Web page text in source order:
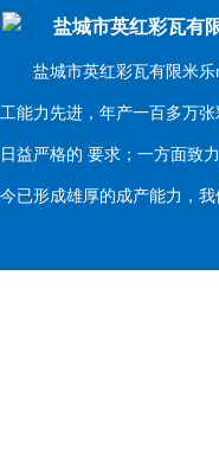
盐城市英红彩瓦有
盐城市英红彩瓦有限米乐
工能力先进，年产一百多万
日益严格的 要求；一方面
今已形成雄厚的成产能力，